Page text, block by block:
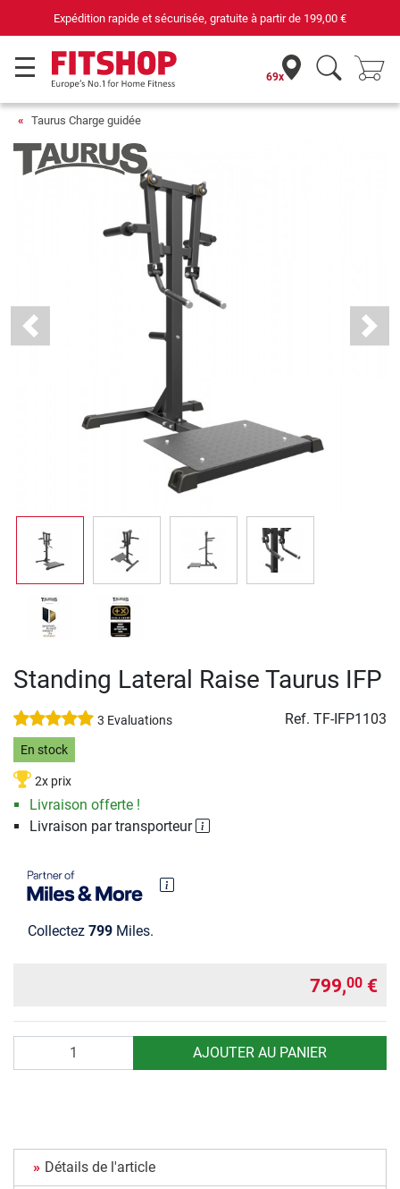
69 magasins avec 75 techniciens
69x
Taurus Charge guidée
Previous Next
Standing Lateral Raise Taurus IFP
3 Evaluations Ref. TF-IFP1103
En stock
2x prix
Livraison offerte !
Livraison par transporteur
Collectez 799 Miles.
799,00 €
AJOUTER AU PANIER
Détails de l'article